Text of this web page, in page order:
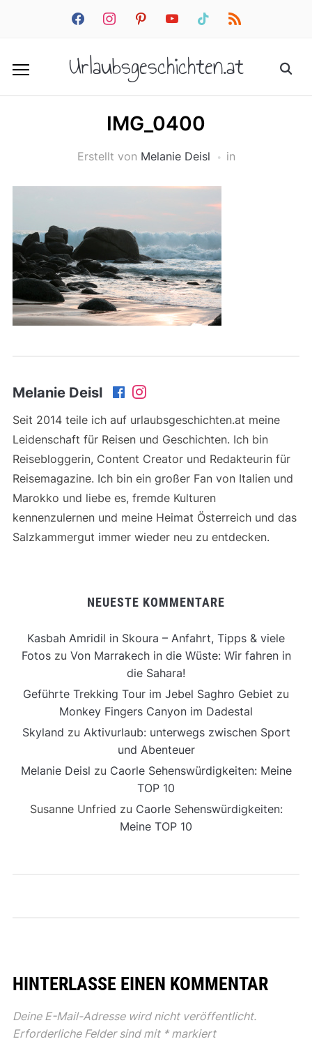
facebookinstagrampinterestyoutube tiktok rss
Urlaubsgeschichten.at
IMG_0400
Erstellt von Melanie Deisl in
Melanie Deisl
Seit 2014 teile ich auf urlaubsgeschichten.at meine
Leidenschaft für Reisen und Geschichten. Ich bin
Reisebloggerin, Content Creator und Redakteurin für
Reisemagazine. Ich bin ein großer Fan von Italien und
Marokko und liebe es, fremde Kulturen
kennenzulernen und meine Heimat Österreich und das
Salzkammergut immer wieder neu zu entdecken.
NEUESTE KOMMENTARE
Kasbah Amridil in Skoura – Anfahrt, Tipps & viele
Fotoszu Von Marrakech in die Wüste: Wir fahren in
die Sahara!
Geführte Trekking Tour im Jebel Saghro Gebiet zu
Monkey Fingers Canyon im Dadestal
Skyland zu Aktivurlaub: unterwegs zwischen Sport
und Abenteuer
Melanie Deisl zu Caorle Sehenswürdigkeiten: Meine
TOP 10
Susanne Unfried zu Caorle Sehenswürdigkeiten:
Meine TOP 10
HINTERLASSE EINEN KOMMENTAR
Deine E-Mail-Adresse wird nicht veröffentlicht.
Erforderliche Felder sind mit *markiert